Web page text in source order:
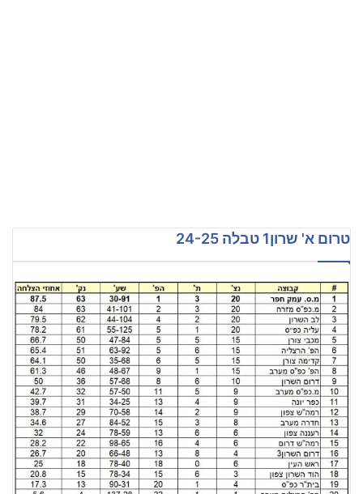
טרום א' שרון1 טבלה 24-25